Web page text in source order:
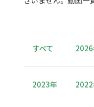
すべて
2023年